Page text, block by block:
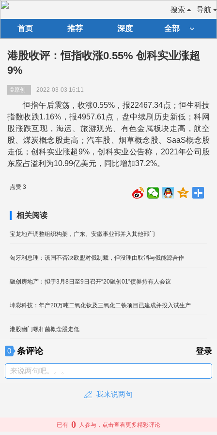
导航
搜索
首页 推荐 深度 全部
港股收评：恒指收涨0.55% 创科实业涨超
9%
©原创 2022-03-03 16:11
恒指午后震荡，收涨0.55%，报22467.34点；恒生科技
指数收跌1.16%，报4957.61点，盘中续刷历史新低；科网
股涨跌互现，海运、旅游观光、有色金属板块走高，航空
股、煤炭概念股走高；汽车股、烟草概念股、SaaS概念股
走低；创科实业涨超9%，创科实业公告称，2021年公司股
东应占溢利为10.99亿美元，同比增加37.2%。
点赞 3
相关阅读
宝龙地产调整组织构架，广东、安徽事业部并入其他部门
匈牙利总理：该国不否决欧盟对俄制裁，但没理由取消与俄能源合作
融创房地产：拟于3月8日至9日召开“20融创01”债券持有人会议
坤彩科技：年产20万吨二氧化钛及三氧化二铁项目已建成并投入试生产
港股幽门螺杆菌概念股走低
0 条评论 登录
来说两句吧。。。
我来说两句
已有 0 人参与，点击查看更多精彩评论